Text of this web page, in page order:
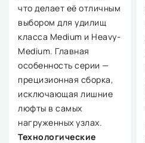
что делает её отличным
выбором для удилищ
класса Medium и Heavy-
Medium. Главная
особенность серии —
прецизионная сборка,
исключающая лишние
люфты в самых
нагруженных узлах.
Технологические